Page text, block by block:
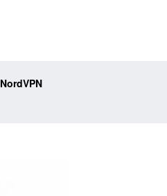
NordVPN